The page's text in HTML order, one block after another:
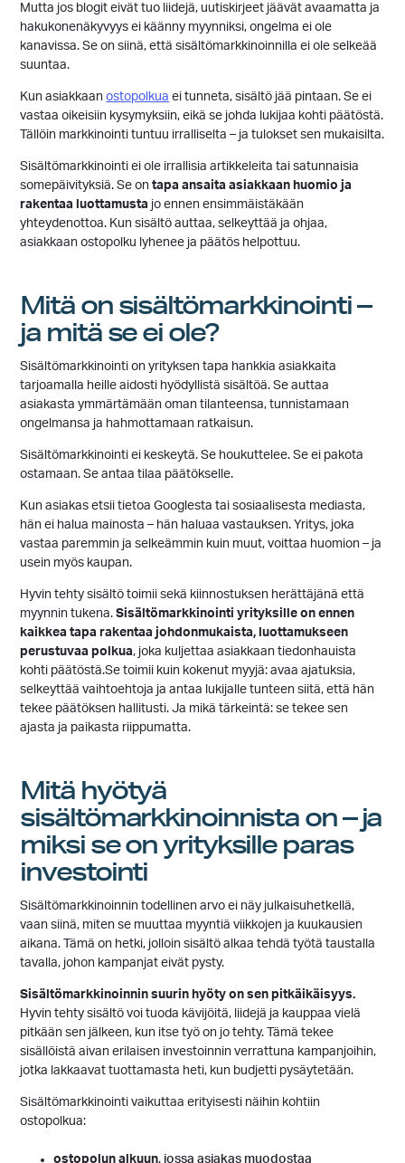
Mutta jos blogit eivät tuo liidejä, uutiskirjeet jäävät avaamatta ja
hakukonenäkyvyys ei käänny myynniksi, ongelma ei ole
kanavissa. Se on siinä, että sisältömarkkinoinnilla ei ole selkeää
suuntaa.
Kun asiakkaanostopolkua ei tunneta, sisältö jää pintaan. Se ei
vastaa oikeisiin kysymyksiin, eikä se johda lukijaa kohti päätöstä.
Tällöin markkinointi tuntuu irralliselta – ja tulokset sen mukaisilta.
Sisältömarkkinointi ei ole irrallisia artikkeleita tai satunnaisia
somepäivityksiä. Se ontapa ansaita asiakkaan huomio ja
rakentaa luottamusta jo ennen ensimmäistäkään
yhteydenottoa. Kun sisältö auttaa, selkeyttää ja ohjaa,
asiakkaan ostopolku lyhenee ja päätös helpottuu.
Mitä on sisältömarkkinointi –
ja mitä se ei ole?
Sisältömarkkinointi on yrityksen tapa hankkia asiakkaita
tarjoamalla heille aidosti hyödyllistä sisältöä. Se auttaa
asiakasta ymmärtämään oman tilanteensa, tunnistamaan
ongelmansa ja hahmottamaan ratkaisun.
Sisältömarkkinointi ei keskeytä. Se houkuttelee. Se ei pakota
ostamaan. Se antaa tilaa päätökselle.
Kun asiakas etsii tietoa Googlesta tai sosiaalisesta mediasta,
hän ei halua mainosta – hän haluaa vastauksen. Yritys, joka
vastaa paremmin ja selkeämmin kuin muut, voittaa huomion – ja
usein myös kaupan.
Hyvin tehty sisältö toimii sekä kiinnostuksen herättäjänä että
myynnin tukena.Sisältömarkkinointi yrityksille on ennen
kaikkea tapa rakentaa johdonmukaista, luottamukseen
perustuvaa polkua, joka kuljettaa asiakkaan tiedonhauista
kohti päätöstä.Se toimii kuin kokenut myyjä: avaa ajatuksia,
selkeyttää vaihtoehtoja ja antaa lukijalle tunteen siitä, että hän
tekee päätöksen hallitusti. Ja mikä tärkeintä: se tekee sen
ajasta ja paikasta riippumatta.
Mitä hyötyä
sisältömarkkinoinnista on – ja
miksi se on yrityksille paras
investointi
Sisältömarkkinoinnin todellinen arvo ei näy julkaisuhetkellä,
vaan siinä, miten se muuttaa myyntiä viikkojen ja kuukausien
aikana. Tämä on hetki, jolloin sisältö alkaa tehdä työtä taustalla
tavalla, johon kampanjat eivät pysty.
Sisältömarkkinoinnin suurin hyöty on sen pitkäikäisyys.
Hyvin tehty sisältö voi tuoda kävijöitä, liidejä ja kauppaa vielä
pitkään sen jälkeen, kun itse työ on jo tehty. Tämä tekee
sisällöistä aivan erilaisen investoinnin verrattuna kampanjoihin,
jotka lakkaavat tuottamasta heti, kun budjetti pysäytetään.
Sisältömarkkinointi vaikuttaa erityisesti näihin kohtiin
ostopolkua:
ostopolun alkuun, jossa asiakas muodostaa